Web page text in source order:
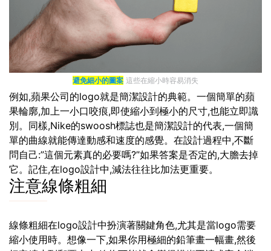
避免細小的圖案 這些在縮小時容易消失
例如,蘋果公司的logo就是簡潔設計的典範。一個簡單的蘋
果輪廓,加上一小口咬痕,即使縮小到極小的尺寸,也能立即識
別。同樣,Nike的swoosh標誌也是簡潔設計的代表,一個簡
單的曲線就能傳達動感和速度的感覺。在設計過程中,不斷
問自己:”這個元素真的必要嗎?”如果答案是否定的,大膽去掉
它。記住,在logo設計中,減法往往比加法更重要。
注意線條粗細
線條粗細在logo設計中扮演著關鍵角色,尤其是當logo需要
縮小使用時。想像一下,如果你用極細的鉛筆畫一幅畫,然後